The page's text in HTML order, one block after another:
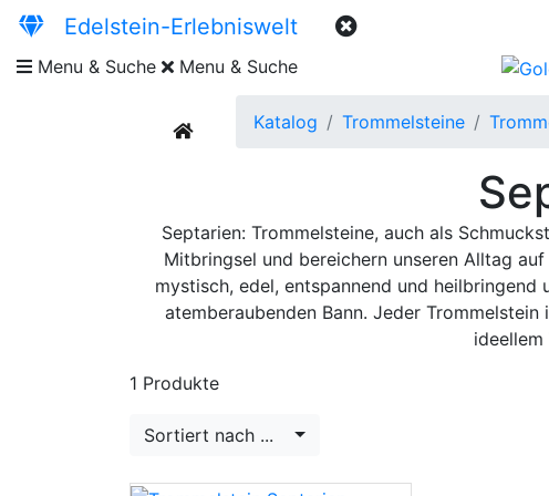
Edelstein-Erlebniswelt
Menu & Suche Menu & Suche
current Katalog Trommelsteine
Septarien: Trommelsteine, auch als
Mitbringsel und bereichern unseren Alltag
mystisch, edel, entspannend und heilbringend
atemberaubenden Bann. Jeder
ideellem
1 Produkte
Sortiert nach ...